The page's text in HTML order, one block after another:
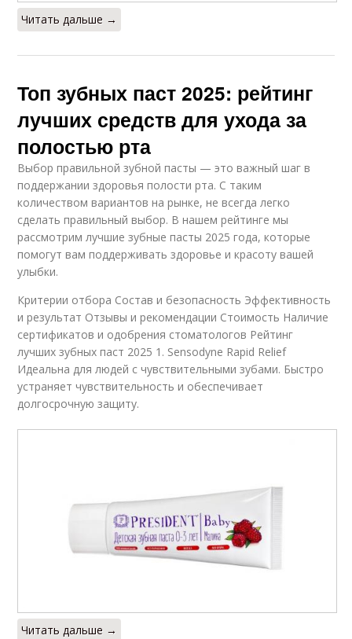
Читать дальше →
Топ зубных паст 2025: рейтинг
лучших средств для ухода за
полостью рта
Выбор правильной зубной пасты — это важный шаг в
поддержании здоровья полости рта. С таким
количеством вариантов на рынке, не всегда легко
сделать правильный выбор. В нашем рейтинге мы
рассмотрим лучшие зубные пасты 2025 года, которые
помогут вам поддерживать здоровье и красоту вашей
улыбки.
Критерии отбора Состав и безопасность Эффективность
и результат Отзывы и рекомендации Стоимость Наличие
сертификатов и одобрения стоматологов Рейтинг
лучших зубных паст 2025 1. Sensodyne Rapid Relief
Идеальна для людей с чувствительными зубами. Быстро
устраняет чувствительность и обеспечивает
долгосрочную защиту.
Читать дальше →